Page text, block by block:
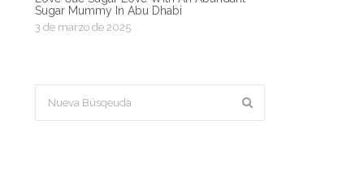
Sugar Mummy In Abu Dhabi
3 de marzo de 2025